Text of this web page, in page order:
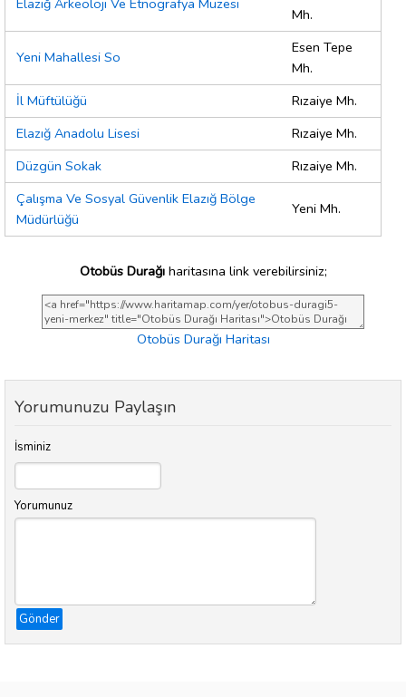
Elazığ Arkeoloji Ve Etnografya Müzesi
Mh.
Yeni Mahallesi So
Esen Tepe
Mh.
İl Müftülüğü
Rızaiye Mh.
Elazığ Anadolu Lisesi
Rızaiye Mh.
Düzgün Sokak
Rızaiye Mh.
Çalışma Ve Sosyal Güvenlik Elazığ Bölge
Müdürlüğü
Yeni Mh.
Otobüs Durağıharitasına link verebilirsiniz;
Otobüs Durağı Haritası
Yorumunuzu Paylaşın
İsminiz
Yorumunuz
Gönder